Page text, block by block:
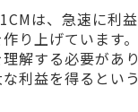
は、急速に利
り上げています
解する必要があ
利益を得るとい